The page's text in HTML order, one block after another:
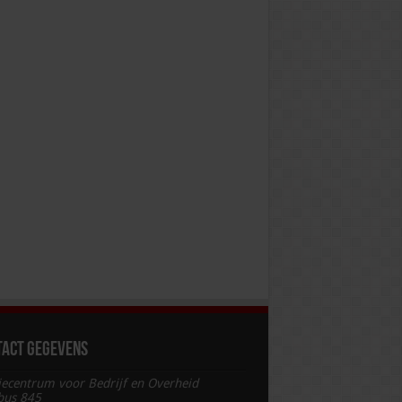
gegevens
voor Bedrijf en Overheid
845